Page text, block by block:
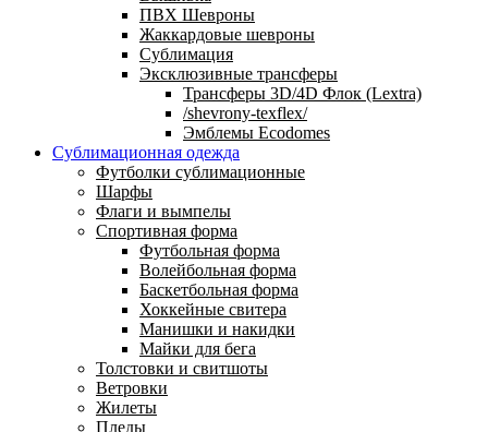
ПВХ Шевроны
Жаккардовые шевроны
Сублимация
Эксклюзивные трансферы
Трансферы 3D/4D Флок (Lextra)
/shevrony-texflex/
Эмблемы Ecodomes
Сублимационная одежда
Футболки сублимационные
Шарфы
Флаги и вымпелы
Спортивная форма
Футбольная форма
Волейбольная форма
Баскетбольная форма
Хоккейные свитера
Манишки и накидки
Майки для бега
Толстовки и свитшоты
Ветровки
Жилеты
Пледы